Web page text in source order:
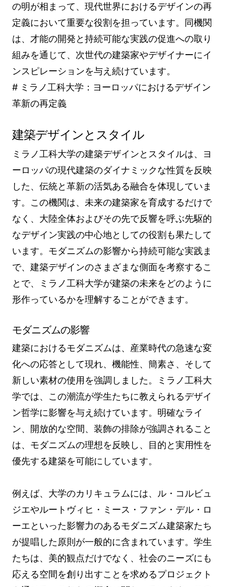
の明が相まって、現代世界におけるデザインの再
定義において重要な役割を担っています。同機関
は、才能の開発と持続可能な実践の促進への取り
組みを通じて、次世代の建築家やデザイナーにイ
ンスピレーションを与え続けています。
# ミラノ工科大学：ヨーロッパにおけるデザイン
革新の再定義
建築デザインとスタイル
ミラノ工科大学の建築デザインとスタイルは、ヨ
ーロッパの現代建築のダイナミックな性質を反映
した、伝統と革新の活気ある融合を体現していま
す。この機関は、未来の建築家を育成するだけで
なく、大陸全体およびその先で反響を呼ぶ先駆的
なデザイン実践の中心地としての役割も果たして
います。モダニズムの影響から持続可能な実践ま
で、建築デザインのさまざまな側面を考察するこ
とで、ミラノ工科大学が建築の未来をどのように
形作っているかを理解することができます。
モダニズムの影響
建築におけるモダニズムは、産業時代の急速な変
化への応答として現れ、機能性、簡素さ、そして
新しい素材の使用を強調しました。ミラノ工科大
学では、この潮流が学生たちに教えられるデザイ
ン哲学に影響を与え続けています。明確なライ
ン、開放的な空間、装飾の排除が強調されること
は、モダニズムの理想を反映し、目的と実用性を
優先する建築を可能にしています。
例えば、大学のカリキュラムには、ル・コルビュ
ジエやルートヴィヒ・ミース・ファン・デル・ロ
ーエといった影響力のあるモダニズム建築家たち
が提唱した原則が一般的に含まれています。学生
たちは、美的観点だけでなく、社会のニーズにも
応える空間を創り出すことを求めるプロジェクト